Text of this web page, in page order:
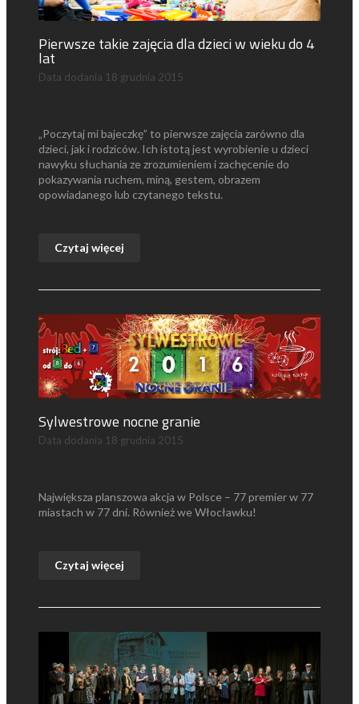
Pierwsze takie zajęcia dla dzieci w wieku do 4
lat
Data dodania 18 grudnia 2015
„Poczytaj mi bajeczkę” to pierwsze zajęcia zarówno dla
dzieci, jak i rodziców. Ich istotą jest wyrobienie u dzieci
nawyku słuchania ze zrozumieniem i zachęcenie do
pokazywania ruchem, miną, gestem, obrazem
opowiadanego lub czytanego tekstu.
Czytaj więcej
Sylwestrowe nocne granie
Data dodania 18 grudnia 2015
Największa planszowa akcja w Polsce – 77 premier w 77
miastach w 77 dni. Również we Włocławku!
Czytaj więcej